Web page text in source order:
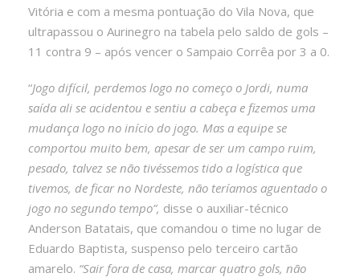
Vitória e com a mesma pontuação do Vila Nova, que
ultrapassou o Aurinegro na tabela pelo saldo de gols –
11 contra 9 – após vencer o Sampaio Corrêa por 3 a 0.
“Jogo difícil, perdemos logo no começo o Jordi, numa
saída ali se acidentou e sentiu a cabeça e fizemos uma
mudança logo no início do jogo. Mas a equipe se
comportou muito bem, apesar de ser um campo ruim,
pesado, talvez se não tivéssemos tido a logística que
tivemos, de ficar no Nordeste, não teríamos aguentado o
jogo no segundo tempo”, disse o auxiliar-técnico
Anderson Batatais, que comandou o time no lugar de
Eduardo Baptista, suspenso pelo terceiro cartão
amarelo. “Sair fora de casa, marcar quatro gols, não